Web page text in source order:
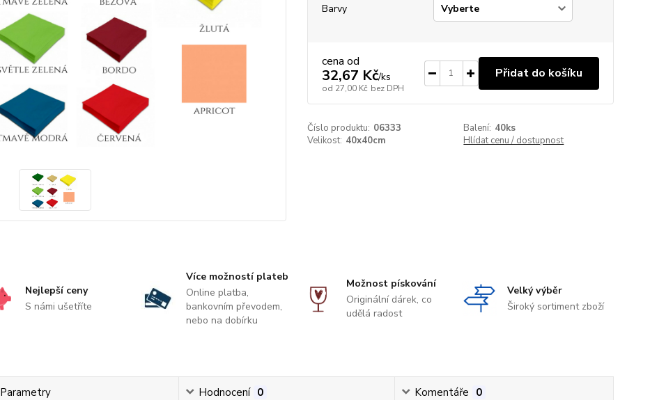
Barvy
cena od
32,67 Kč/ks
od 27,00 Kč bez DPH
Přidat do košíku
Číslo produktu: 06333 Balení: 40ks
Velikost: 40x40cm Hlídat cenu / dostupnost
Nejlepší ceny
S námi ušetříte
Více možností plateb
Online platba,
bankovním převodem,
nebo na dobírku
Možnost pískování
Originální dárek, co
udělá radost
Velký výběr
Široký sortiment zboží
Parametry Hodnocení 0 Komentáře 0